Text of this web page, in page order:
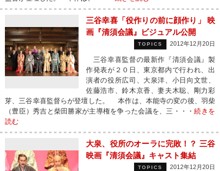
三谷幸喜「役作りの前に顔作り」 映
画『清須会議』ビジュアル公開
TOPICS 2012年12月20日
三谷幸喜監督の最新作『清須会議』製
作発表が２０日、東京都内で行われ、出
演者の役所広司、大泉洋、小日向文世、
佐藤浩市、鈴木京香、妻夫木聡、剛力彩
芽、三谷幸喜監督らが登壇した。 本作は、本能寺の変の後、羽柴
（豊臣）秀吉と柴田勝家が主導権を争った会議を、三・・・続きを
読む
大泉、役所のオーラに完敗！？ 三谷
映画『清須会議』キャスト集結
TOPICS 2012年12月20日